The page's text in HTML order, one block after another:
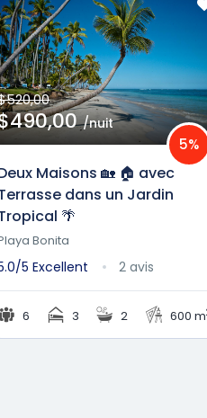
/nuit
Maisons 🏡 🏠 avec
dans un Jardin
🌴
5%
Bonita
5 Excellent 2 avis
6 3 2 600 m